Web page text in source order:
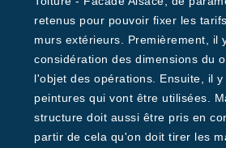
retenus pour pouvoir fixer les
murs extérieurs. Premièrement, il
considération des dimensions du
l'objet des opérations. Ensuite, il
peintures qui vont être utilisées.
structure doit aussi être pris en
partir de cela qu'on doit tirer les